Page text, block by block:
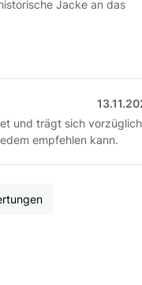
Jacke an das
und trägt sich
empfehlen kann.